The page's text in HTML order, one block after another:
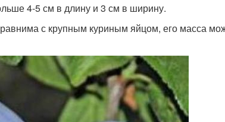
4-5 см в длину и 3 см в ширину.
с крупным куриным яйцом, его масса